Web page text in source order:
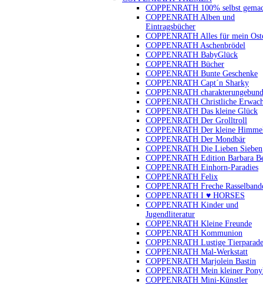
COPPENRATH 100% selbst
COPPENRATH Alben und
Eintragsbücher
COPPENRATH Alles für mein
COPPENRATH Aschenbrödel
COPPENRATH BabyGlück
COPPENRATH Bücher
COPPENRATH Bunte Geschenke
COPPENRATH Capt´n Sharky
COPPENRATH
COPPENRATH Christliche
COPPENRATH Das kleine Glück
COPPENRATH Der Grolltroll
COPPENRATH Der kleine
COPPENRATH Der Mondbär
COPPENRATH Die Lieben Sieben
COPPENRATH Edition Barbara
COPPENRATH Einhorn-Paradies
COPPENRATH Felix
COPPENRATH Freche
COPPENRATH I ♥ HORSES
COPPENRATH Kinder und
Jugendliteratur
COPPENRATH Kleine Freunde
COPPENRATH Kommunion
COPPENRATH Lustige Tierparade
COPPENRATH Mal-Werkstatt
COPPENRATH Marjolein Bastin
COPPENRATH Mein kleiner
COPPENRATH Mini-Künstler